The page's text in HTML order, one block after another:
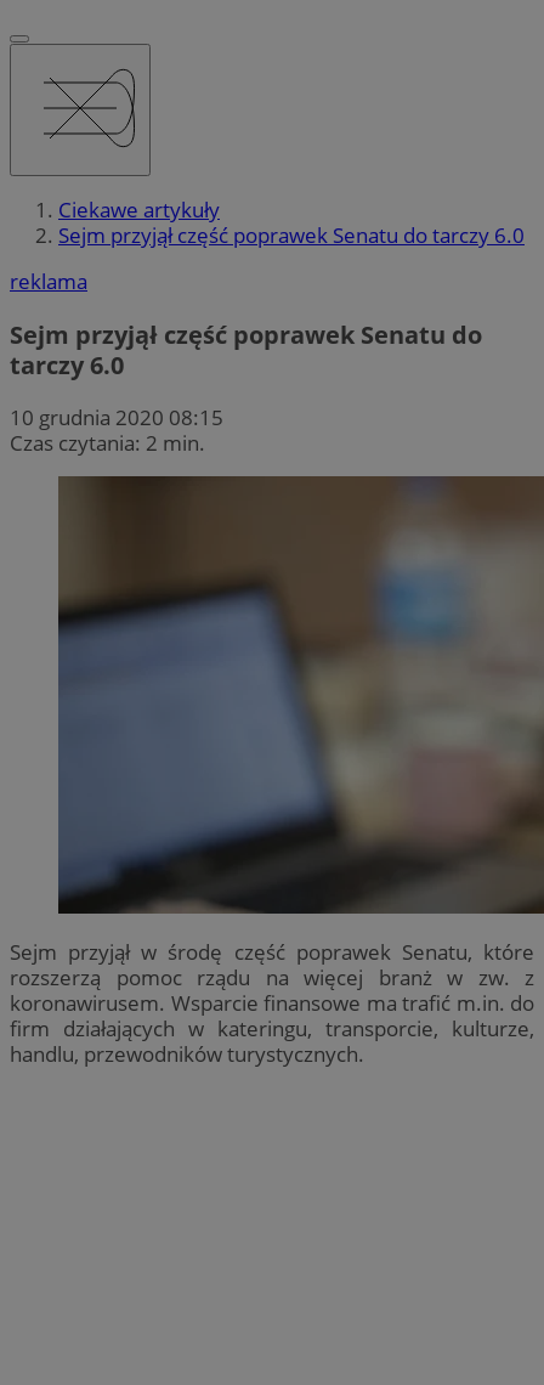
Ciekawe artykuły
Sejm przyjął część poprawek Senatu do tarczy 6.0
reklama
Sejm przyjął część poprawek Senatu do
tarczy 6.0
10 grudnia 2020 08:15
Czas czytania: 2 min.
Sejm przyjął w środę część poprawek Senatu, które
rozszerzą pomoc rządu na więcej branż w zw. z
koronawirusem. Wsparcie finansowe ma trafić m.in. do
firm działających w kateringu, transporcie, kulturze,
handlu, przewodników turystycznych.